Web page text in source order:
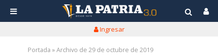
Ingresar
Portada »Archivo de 29 de octubre de 2019